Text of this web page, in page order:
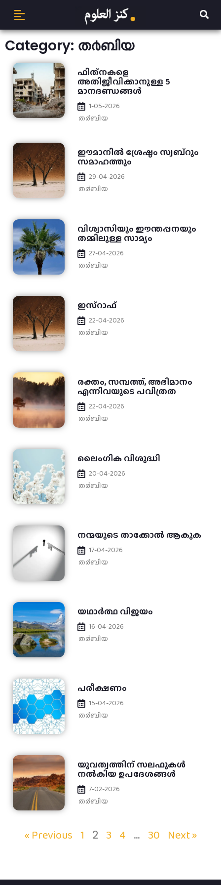
Category: ത൪ബിയ
ഫിത്‌നകളെ
അതിജീവിക്കാനുള്ള 5
മാനദണ്ഡങ്ങൾ
1-05-2026
ത൪ബിയ
ഈമാനിൽ ശ്രേഷ്ഠം സ്വബ്റും
സമാഹത്തും
29-04-2026
ത൪ബിയ
വിശ്വാസിയും ഈന്തപ്പനയും
തമ്മിലുള്ള സാമ്യം
27-04-2026
ത൪ബിയ
ഇസ്റാഫ്
22-04-2026
ത൪ബിയ
രക്തം, സമ്പത്ത്, അഭിമാനം
എന്നിവയുടെ പവിത്രത
22-04-2026
ത൪ബിയ
ലൈംഗിക വിശുദ്ധി
20-04-2026
ത൪ബിയ
നന്മയുടെ താക്കോൽ ആകുക
17-04-2026
ത൪ബിയ
യഥാര്‍ത്ഥ വിജയം
16-04-2026
ത൪ബിയ
പരീക്ഷണം
15-04-2026
ത൪ബിയ
യുവത്വത്തിന് സലഫുകൾ
നൽകിയ ഉപദേശങ്ങൾ
7-02-2026
ത൪ബിയ
« Previous 1 2 3 4 … 30 Next »